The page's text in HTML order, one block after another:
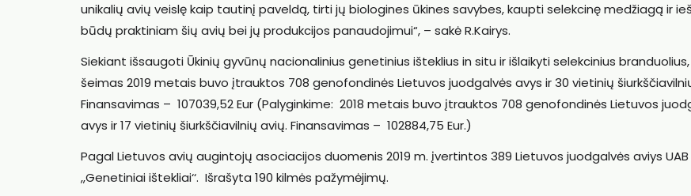
unikalių avių veislę kaip tautinį paveldą, tirti jų biologines ūkines savybes, kaupti selekcinę medžiagą ir
būdų praktiniam šių avių bei jų produkcijos panaudojimui“, – sakė R.Kairys.
Siekiant išsaugoti Ūkinių gyvūnų nacionalinius genetinius išteklius in situ ir išlaikyti selekcinius branduolius,
šeimas 2019 metais buvo įtrauktos 708 genofondinės Lietuvos juodgalvės avys ir 30 vietinių
Finansavimas – 107039,52 Eur (Palyginkime: 2018 metais buvo įtrauktos 708 genofondinės Lietuvos
avys ir 17 vietinių šiurkščiavilnių avių. Finansavimas – 102884,75 Eur.)
Pagal Lietuvos avių augintojų asociacijos duomenis 2019 m. įvertintos 389 Lietuvos juodgalvės aviys UAB
,,Genetiniai ištekliai‘‘. Išrašyta 190 kilmės pažymėjimų.